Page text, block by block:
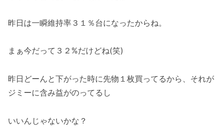
昨日は一瞬維持率３１％台になったからね。
まぁ今だって３２%だけどね(笑)
昨日どーんと下がった時に先物１枚買ってるから、それが
ジミーに含み益がのってるし
いいんじゃないかな？